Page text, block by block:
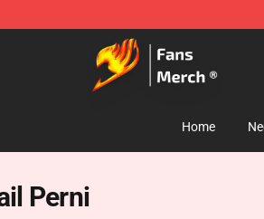
- Official Fairy Tail Merchandise Shop
Home
Perni